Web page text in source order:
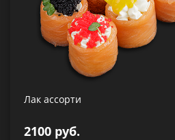
Лак ассорти
2100 руб.
креветкой 2шт.,